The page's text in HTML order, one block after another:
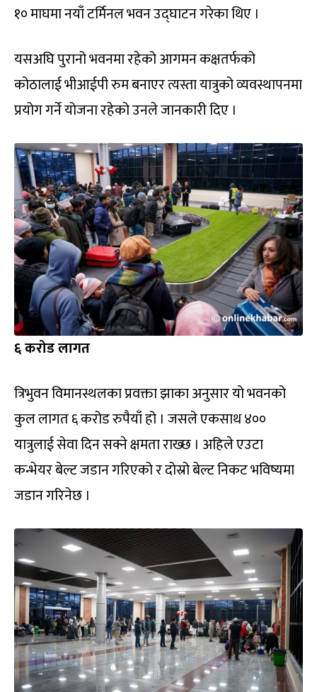
१० माघमा नयाँ टर्मिनल भवन उद्घाटन गरेका थिए ।
यसअघि पुरानो भवनमा रहेको आगमन कक्षतर्फको
कोठालाई भीआईपी रुम बनाएर त्यस्ता यात्रुको व्यवस्थापनमा
प्रयोग गर्ने योजना रहेको उनले जानकारी दिए ।
६ करोड लागत
त्रिभुवन विमानस्थलका प्रवक्ता झाका अनुसार यो भवनको
कुल लागत ६ करोड रुपैयाँ हो । जसले एकसाथ ४००
यात्रुलाई सेवा दिन सक्ने क्षमता राख्छ । अहिले एउटा
कन्भेयर बेल्ट जडान गरिएको र दोस्रो बेल्ट निकट भविष्यमा
जडान गरिनेछ ।